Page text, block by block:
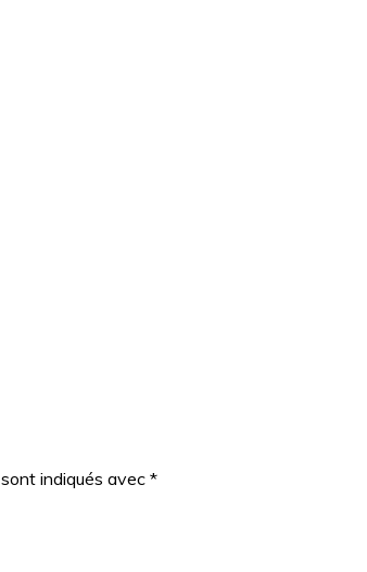
indiqués avec*